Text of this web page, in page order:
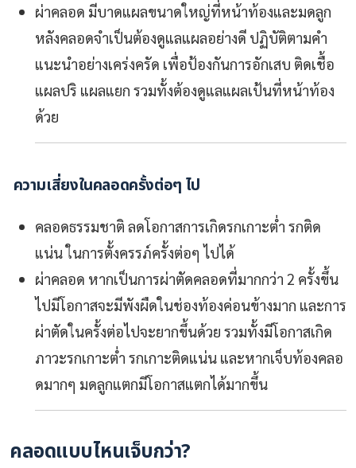
ผ่าคลอด มีบาดแผลขนาดใหญ่ที่หน้าท้องและมดลูก
หลังคลอดจำเป็นต้องดูแลแผลอย่างดี ปฏิบัติตามคำ
แนะนำอย่างเคร่งครัด เพื่อป้องกันการอักเสบ ติดเชื้อ
แผลปริ แผลแยก รวมทั้งต้องดูแลแผลเป้นที่หน้าท้อง
ด้วย
ความเสี่ยงในคลอดครั้งต่อๆ ไป
คลอดธรรมชาติ ลดโอกาสการเกิดรกเกาะต่ำ รกติด
แน่น ในการตั้งครรภ์ครั้งต่อๆ ไปได้
ผ่าคลอด หากเป็นการผ่าตัดคลอดที่มากกว่า 2 ครั้งขึ้น
ไปมีโอกาสจะมีพังผืดในช่องท้องค่อนข้างมาก และการ
ผ่าตัดในครั้งต่อไปจะยากขึ้นด้วย รวมทั้งมีโอกาสเกิด
ภาวะรกเกาะต่ำ รกเกาะติดแน่น และหากเจ็บท้องคลอ
ดมากๆ มดลูกแตกมีโอกาสแตกได้มากขึ้น
คลอดแบบไหนเจ็บกว่า?